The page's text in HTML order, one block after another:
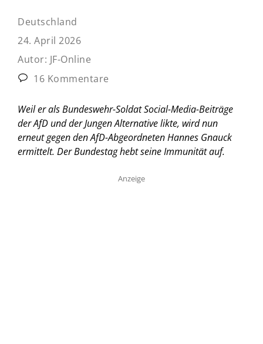
Deutschland
24. April 2026
Autor: JF-Online
16 Kommentare
Weil er als Bundeswehr-Soldat Social-Media-Beiträge
der AfD und der Jungen Alternative likte, wird nun
erneut gegen den AfD-Abgeordneten Hannes Gnauck
ermittelt. Der Bundestag hebt seine Immunität auf.
Anzeige